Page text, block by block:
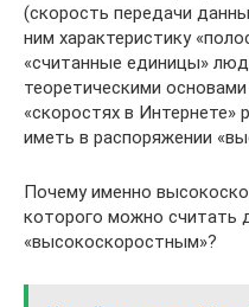
(скорость передачи
ним характеристику
«считанные единицы»
теоретическими
«скоростях в
иметь в распоряжении
Почему именно
которого можно считать
«высокоскоростным»?